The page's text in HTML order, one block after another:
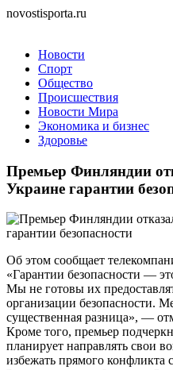
novostisporta.ru
Новости
Спорт
Общество
Происшествия
Новости Мира
Экономика и бизнес
Здоровье
Премьер Финляндии
Украине гарантии
Об этом сообщает
«Гарантии безопасности —
Мы не готовы их
организации безопасности.
существенная разница», —
Кроме того, премьер
планирует направлять свои
избежать прямого конфликта